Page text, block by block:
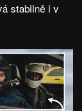
stabilně i v